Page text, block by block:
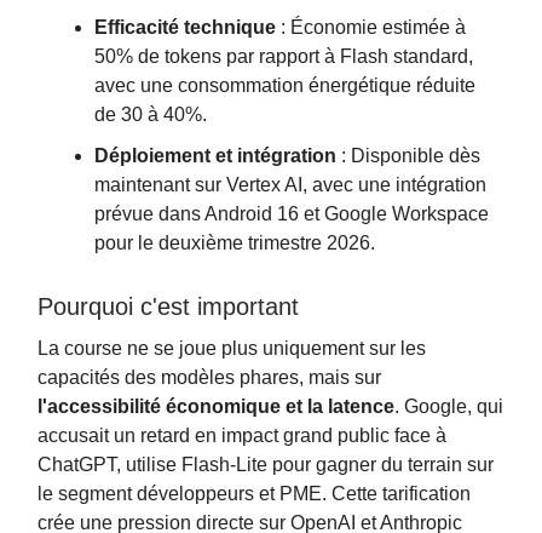
Efficacité technique : Économie estimée à
50% de tokens par rapport à Flash standard,
avec une consommation énergétique réduite
de 30 à 40%.
Déploiement et intégration : Disponible dès
maintenant sur Vertex AI, avec une intégration
prévue dans Android 16 et Google Workspace
pour le deuxième trimestre 2026.
Pourquoi c'est important
La course ne se joue plus uniquement sur les
capacités des modèles phares, mais sur
l'accessibilité économique et la latence. Google, qui
accusait un retard en impact grand public face à
ChatGPT, utilise Flash-Lite pour gagner du terrain sur
le segment développeurs et PME. Cette tarification
crée une pression directe sur OpenAI et Anthropic